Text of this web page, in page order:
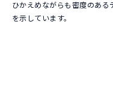
ひかえめながらも密度のあ
を示しています。